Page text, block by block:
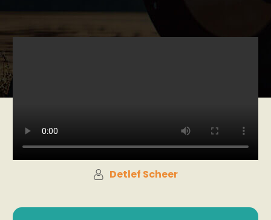
Detlef Scheer